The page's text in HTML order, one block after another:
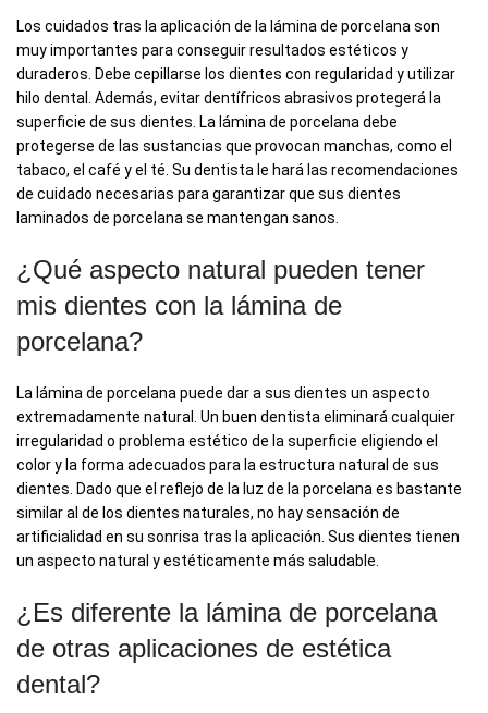
Los cuidados tras la aplicación de la lámina de porcelana son
muy importantes para conseguir resultados estéticos y
duraderos. Debe cepillarse los dientes con regularidad y utilizar
hilo dental. Además, evitar dentífricos abrasivos protegerá la
superficie de sus dientes. La lámina de porcelana debe
protegerse de las sustancias que provocan manchas, como el
tabaco, el café y el té. Su dentista le hará las recomendaciones
de cuidado necesarias para garantizar que sus dientes
laminados de porcelana se mantengan sanos.
¿Qué aspecto natural pueden tener
mis dientes con la lámina de
porcelana?
La lámina de porcelana puede dar a sus dientes un aspecto
extremadamente natural. Un buen dentista eliminará cualquier
irregularidad o problema estético de la superficie eligiendo el
color y la forma adecuados para la estructura natural de sus
dientes. Dado que el reflejo de la luz de la porcelana es bastante
similar al de los dientes naturales, no hay sensación de
artificialidad en su sonrisa tras la aplicación. Sus dientes tienen
un aspecto natural y estéticamente más saludable.
¿Es diferente la lámina de porcelana
de otras aplicaciones de estética
dental?